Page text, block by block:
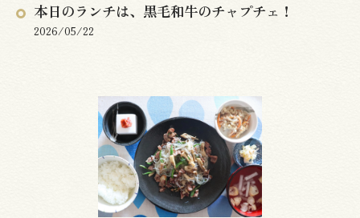
本日のランチは、黒毛和牛のチャプチェ！
2026/05/22